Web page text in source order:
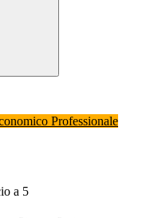
Professionale
a 5